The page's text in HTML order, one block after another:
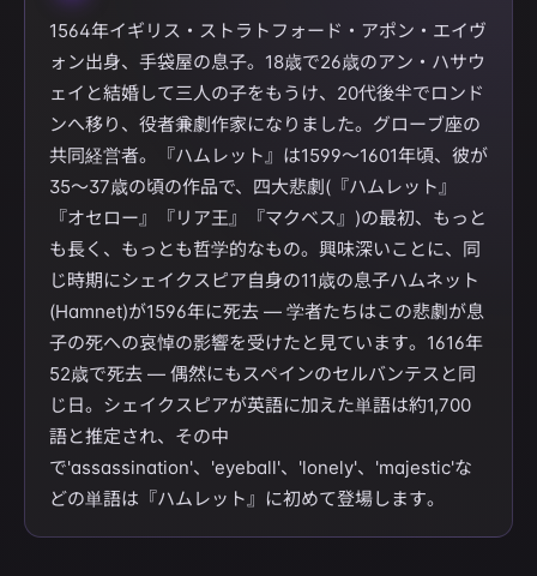
1564年イギリス・ストラトフォード・アポン・エイヴ
ォン出身、手袋屋の息子。18歳で26歳のアン・ハサウ
ェイと結婚して三人の子をもうけ、20代後半でロンド
ンへ移り、役者兼劇作家になりました。グローブ座の
共同経営者。『ハムレット』は1599〜1601年頃、彼が
35〜37歳の頃の作品で、四大悲劇(『ハムレット』
『オセロー』『リア王』『マクベス』)の最初、もっと
も長く、もっとも哲学的なもの。興味深いことに、同
じ時期にシェイクスピア自身の11歳の息子ハムネット
(Hamnet)が1596年に死去 — 学者たちはこの悲劇が息
子の死への哀悼の影響を受けたと見ています。1616年
52歳で死去 — 偶然にもスペインのセルバンテスと同
じ日。シェイクスピアが英語に加えた単語は約1,700
語と推定され、その中
で'assassination'、'eyeball'、'lonely'、'majestic'な
どの単語は『ハムレット』に初めて登場します。